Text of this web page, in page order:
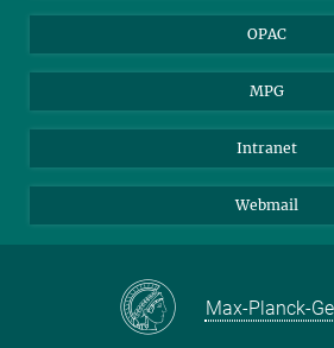
OPAC
MPG
Intranet
Webmail
Max-Planck-